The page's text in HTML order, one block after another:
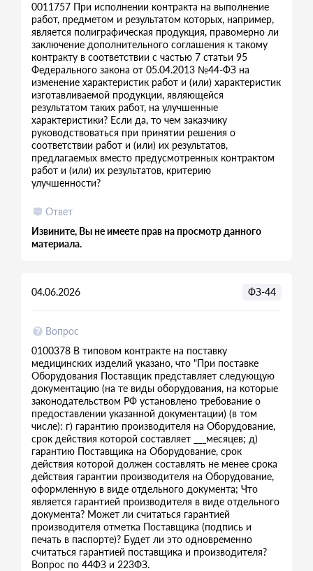
0011757 При исполнении контракта на выполнение
работ, предметом и результатом которых, например,
является полиграфическая продукция, правомерно ли
заключение дополнительного соглашения к такому
контракту в соответствии с частью 7 статьи 95
Федерального закона от 05.04.2013 №44-ФЗ на
изменение характеристик работ и (или) характеристик
изготавливаемой продукции, являющейся
результатом таких работ, на улучшенные
характеристики? Если да, то чем заказчику
руководствоваться при принятии решения о
соответствии работ и (или) их результатов,
предлагаемых вместо предусмотренных контрактом
работ и (или) их результатов, критерию
улучшенности?
Ответ
Извините, Вы не имеете прав на просмотр данного
материала.
Вопрос
0100378 В типовом контракте на поставку
медицинских изделий указано, что "При поставке
Оборудования Поставщик представляет следующую
документацию (на те виды оборудования, на которые
законодательством РФ установлено требование о
предоставлении указанной документации) (в том
числе): г) гарантию производителя на Оборудование,
срок действия которой составляет ___месяцев; д)
гарантию Поставщика на Оборудование, срок
действия которой должен составлять не менее срока
действия гарантии производителя на Оборудование,
оформленную в виде отдельного документа; Что
является гарантией производителя в виде отдельного
документа? Может ли считаться гарантией
производителя отметка Поставщика (подпись и
печать в паспорте)? Будет ли это одновременно
считаться гарантией поставщика и производителя?
Вопрос по 44ФЗ и 223ФЗ.
04.06.2026 ФЗ-44